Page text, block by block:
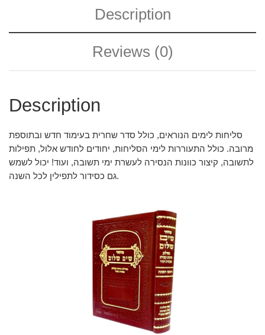
Description
Reviews (0)
Description
סליחות לימים הנוראים, כולל סדר שחרית בעימוד חדש ובתוספת
מרובה. כולל התעוררות לימי הסליחות, יחודים לחודש אלול, תפילות
לתשובה, קיצור כוונות הנסירה לעשרת ימי תשובה, ועוד! יכול לשמש
גם כסידור לתפילין לכל השנה.